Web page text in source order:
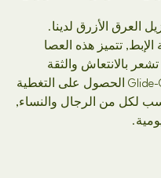
الأزرق لدينا.
تتميز هذه العصا
بالانتعاش والثقة
طوال اليوم. ناعم, يضمن تطبيق Glide-On الحصول على التغطية
لكل من الرجال والنساء,